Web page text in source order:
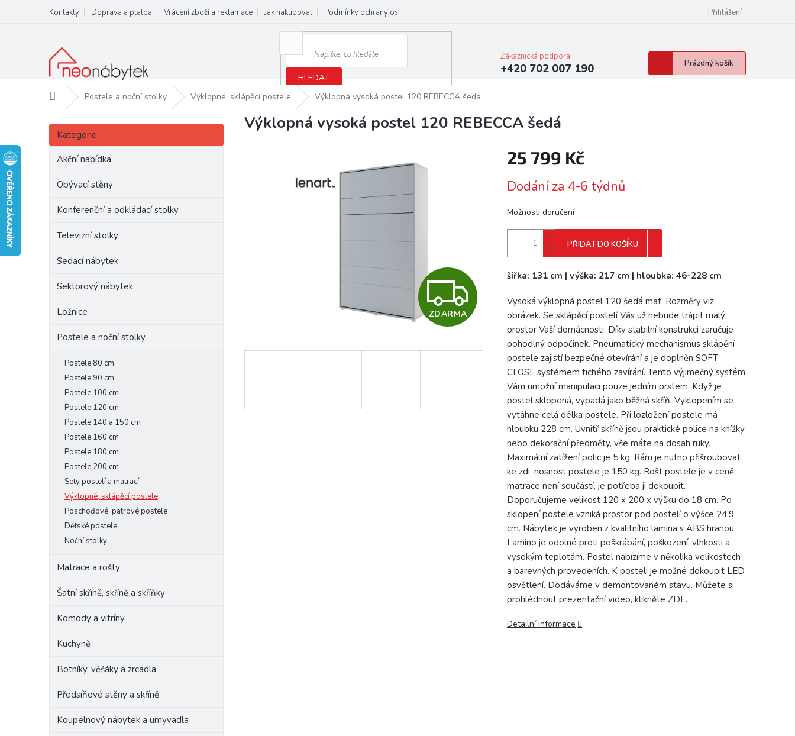
obsah
Kontakty Doprava a platba Vrácení zboží a reklamace Jak nakupovat Podmínky ochrany osobních údajů Přihlášení
HLEDAT
Zákaznická podpora:
+420 702 007 190
Nákupní
košík
Prázdný košík
Domů Postele a noční stolky Výklopné, sklápěcí postele Výklopná vysoká postel 120 REBECCA šedá
P
s
Přeskočit
kategorie
Kategorie
Akční nabídka
Obývací stěny
Konferenční a odkládací stolky
Televizní stolky
Sedací nábytek
Sektorový nábytek
Ložnice
Postele a noční stolky
Postele 80 cm
Postele 90 cm
Postele 100 cm
Postele 120 cm
Postele 140 a 150 cm
Postele 160 cm
Postele 180 cm
Postele 200 cm
Sety postelí a matrací
Výklopné, sklápěcí postele
Poschoďové, patrové postele
Dětské postele
Noční stolky
Matrace a rošty
Šatní skříně, skříně a skříňky
Komody a vitríny
Kuchyně
Botníky, věšáky a zrcadla
Předsíňové stěny a skříně
Koupelnový nábytek a umyvadla
Výklopná vysoká postel 120 REBECCA šedá
Z
R
ZDARMA
25 799 Kč
cena:
Dodání za 4-6 týdnů
Možnosti doručení
PŘIDAT DO KOŠÍKU
šířka: 131 cm | výška: 217 cm | hloubka: 46-228 cm
Vysoká výklopná postel 120 šedá mat. Rozměry viz
obrázek. Se sklápěcí postelí Vás už nebude trápit malý
prostor Vaší domácnosti. Díky stabilní konstrukci zaručuje
pohodlný odpočinek. Pneumatický mechanismus sklápění
postele zajistí bezpečné otevírání a je doplněn SOFT
CLOSE systémem tichého zavírání. Tento výjimečný systém
Vám umožní manipulaci pouze jedním prstem. Když je
postel sklopená, vypadá jako běžná skříň. Vyklopením se
vytáhne celá délka postele. Při lozložení postele má
hloubku 228 cm. Uvnitř skříně jsou praktické police na knížky
nebo dekorační předměty, vše máte na dosah ruky.
Maximální zatížení polic je 5 kg. Rám je nutno přišroubovat
ke zdi, nosnost postele je 150 kg. Rošt postele je v ceně,
matrace není součástí, je potřeba ji dokoupit.
Doporučujeme velikost 120 x 200 x výšku do 18 cm. Po
sklopení postele vzniká prostor pod postelí o výšce 24,9
cm. Nábytek je vyroben z kvalitního lamina s ABS hranou.
Lamino je odolné proti poškrábání, poškození, vlhkosti a
vysokým teplotám. Postel nabízíme v několika velikostech
a barevných provedeních. K posteli je možné dokoupit LED
osvětlení. Dodáváme v demontovaném stavu. Můžete si
prohlédnout prezentační video, klikněte ZDE.
Detailní informace